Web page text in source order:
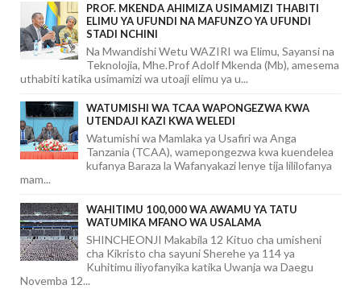
PROF. MKENDA AHIMIZA USIMAMIZI THABITI
ELIMU YA UFUNDI NA MAFUNZO YA UFUNDI
STADI NCHINI
Na Mwandishi Wetu WAZIRI wa Elimu, Sayansi na
Teknolojia, Mhe.Prof Adolf Mkenda (Mb), amesema
uthabiti katika usimamizi wa utoaji elimu ya u...
WATUMISHI WA TCAA WAPONGEZWA KWA
UTENDAJI KAZI KWA WELEDI
Watumishi wa Mamlaka ya Usafiri wa Anga
Tanzania (TCAA), wamepongezwa kwa kuendelea
kufanya Baraza la Wafanyakazi lenye tija lililofanya
mam...
WAHITIMU 100,000 WA AWAMU YA TATU
WATUMIKA MFANO WA USALAMA
SHINCHEONJI Makabila 12 Kituo cha umisheni
cha Kikristo cha sayuni Sherehe ya 114 ya
Kuhitimu iliyofanyika katika Uwanja wa Daegu
Novemba 12...